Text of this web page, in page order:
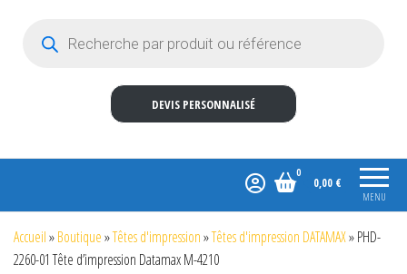
DEVIS PERSONNALISÉ
MENU
0
0,00 €
Accueil»Boutique»Têtes d'impression»Têtes d'impression DATAMAX»PHD-
2260-01 Tête d’impression Datamax M-4210